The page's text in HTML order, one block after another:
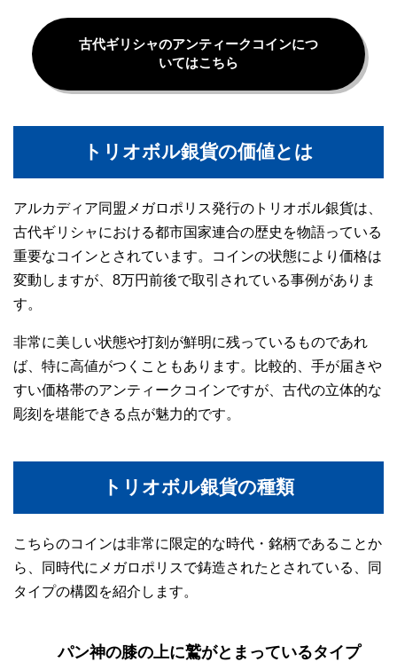
古代ギリシャのアンティークコインにつ
いてはこちら
トリオボル銀貨の価値とは
アルカディア同盟メガロポリス発行のトリオボル銀貨は、
古代ギリシャにおける都市国家連合の歴史を物語っている
重要なコインとされています。コインの状態により価格は
変動しますが、8万円前後で取引されている事例がありま
す。
非常に美しい状態や打刻が鮮明に残っているものであれ
ば、特に高値がつくこともあります。比較的、手が届きや
すい価格帯のアンティークコインですが、古代の立体的な
彫刻を堪能できる点が魅力的です。
トリオボル銀貨の種類
こちらのコインは非常に限定的な時代・銘柄であることか
ら、同時代にメガロポリスで鋳造されたとされている、同
タイプの構図を紹介します。
パン神の膝の上に鷲がとまっているタイプ